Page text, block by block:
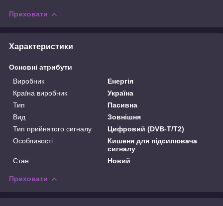
Приховати
Характеристики
Основні атрибути
Виробник
Енергія
Країна виробник
Україна
Тип
Пасивна
Вид
Зовнішня
Тип прийнятого сигналу
Цифровий (DVB-T/T2)
Особливості
Кишеня для підсилювача
сигналу
Стан
Новий
Приховати